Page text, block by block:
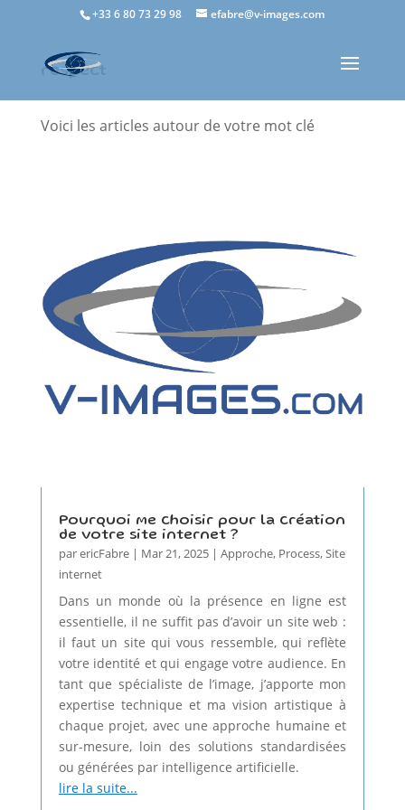
+33 6 80 73 29 98 efabre@v-images.com
respect
Voici les articles autour de votre mot clé
Pourquoi me choisir pour la création
de votre site internet ?
parericFabre| Mar 21, 2025| Approche, Process,Site
internet
Dans un monde où la présence en ligne est
essentielle, il ne suffit pas d’avoir un site web :
il faut un site qui vous ressemble, qui reflète
votre identité et qui engage votre audience. En
tant que spécialiste de l’image, j’apporte mon
expertise technique et ma vision artistique à
chaque projet, avec une approche humaine et
sur-mesure, loin des solutions standardisées
ou générées par intelligence artificielle.
lire la suite...